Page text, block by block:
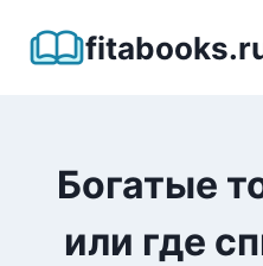
Богатые
или где